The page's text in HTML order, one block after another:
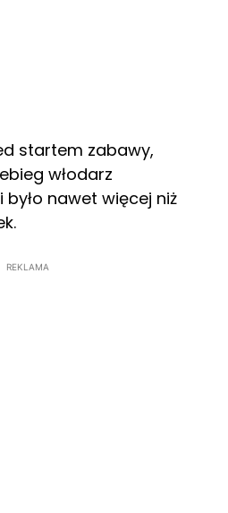
startem zabawy,
włodarz
nawet więcej niż
REKLAMA